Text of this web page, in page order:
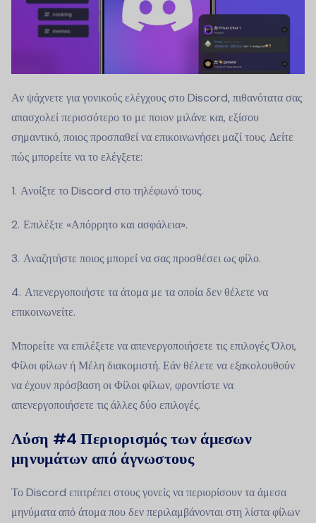
Αν ψάχνετε για γονικούς ελέγχους στο Discord, πιθανότατα σας
απασχολεί περισσότερο το με ποιον μιλάνε και, εξίσου
σημαντικό, ποιος προσπαθεί να επικοινωνήσει μαζί τους. Δείτε
πώς μπορείτε να το ελέγξετε:
Ανοίξτε το Discord στο τηλέφωνό τους.
Επιλέξτε «Απόρρητο και ασφάλεια».
Αναζητήστε ποιος μπορεί να σας προσθέσει ως φίλο.
Απενεργοποιήστε τα άτομα με τα οποία δεν θέλετε να
επικοινωνείτε.
Μπορείτε να επιλέξετε να απενεργοποιήσετε τις επιλογές Όλοι,
Φίλοι φίλων ή Μέλη διακομιστή. Εάν θέλετε να εξακολουθούν
να έχουν πρόσβαση οι Φίλοι φίλων, φροντίστε να
απενεργοποιήσετε τις άλλες δύο επιλογές.
Λύση #4Περιορισμός των άμεσων
μηνυμάτων από άγνωστους
Το Discord επιτρέπει στους γονείς να περιορίσουν τα άμεσα
μηνύματα από άτομα που δεν περιλαμβάνονται στη λίστα φίλων